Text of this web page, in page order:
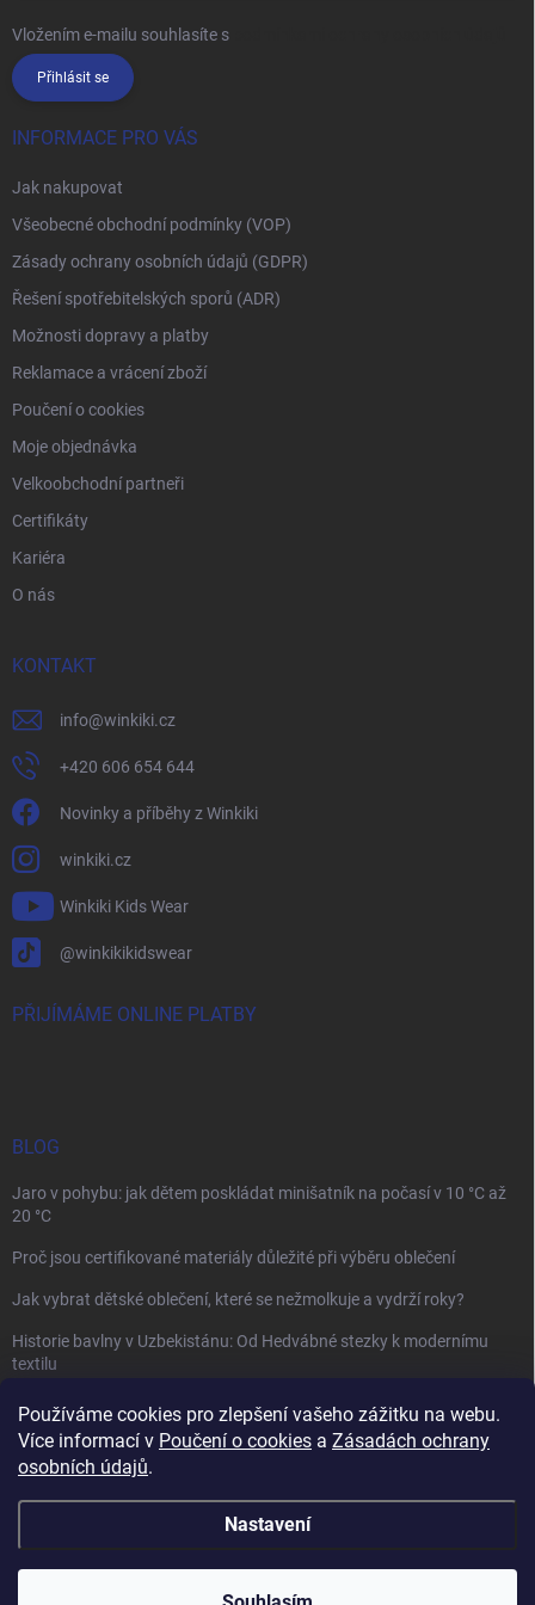
Používáme cookies pro zlepšení vašeho zážitku na webu.
Více informací v Poučení o cookies a Zásadách ochrany
osobních údajů.
Nastavení
Vložením e-mailu souhlasíte s
Přihlásit se
INFORMACE PRO VÁS
Jak nakupovat
Všeobecné obchodní podmínky (VOP)
Zásady ochrany osobních údajů (GDPR)
Řešení spotřebitelských sporů (ADR)
Možnosti dopravy a platby
Reklamace a vrácení zboží
Poučení o cookies
Moje objednávka
Velkoobchodní partneři
Certifikáty
Kariéra
O nás
KONTAKT
info@winkiki.cz
+420 606 654 644
Novinky a příběhy z Winkiki
winkiki.cz
Winkiki Kids Wear
@winkikikidswear
PŘIJÍMÁME ONLINE PLATBY
BLOG
Jaro v pohybu: jak dětem poskládat minišatník na počasí v 10 °C až
20 °C
Proč jsou certifikované materiály důležité při výběru oblečení
Jak vybrat dětské oblečení, které se nežmolkuje a vydrží roky?
Historie bavlny v Uzbekistánu: Od Hedvábné stezky k modernímu
textilu
Mamazone |
Copyright 2026Winkiki. Všechna práva vyhrazena.Upravit nastavení
cookies